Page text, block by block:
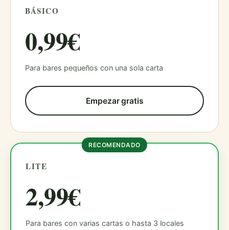
BÁSICO
0,99€
Para bares pequeños con una sola carta
Empezar gratis
RECOMENDADO
LITE
2,99€
Para bares con varias cartas o hasta 3 locales